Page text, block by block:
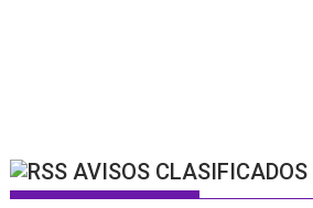
AVISOS CLASIFICADOS